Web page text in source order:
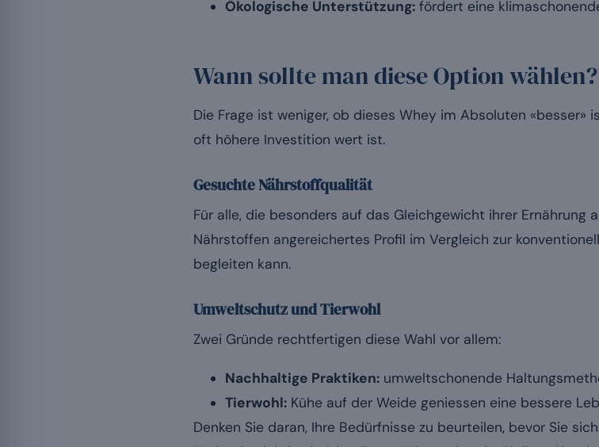
Ökologische Unterstützung: fördert eine
Wann sollte man diese Option wählen?
Die Frage ist weniger, ob dieses Whey im Absoluten «besser»
oft höhere Investition wert ist.
Gesuchte Nährstoffqualität
Für alle, die besonders auf das Gleichgewicht ihrer
Nährstoffen angereichertes Profil im Vergleich zur
begleiten kann.
Umweltschutz und Tierwohl
Zwei Gründe rechtfertigen diese Wahl vor allem:
Nachhaltige Praktiken: umweltschonende
Tierwohl: Kühe auf der Weide geniessen eine bessere
Denken Sie daran, Ihre Bedürfnisse zu beurteilen, bevor Sie